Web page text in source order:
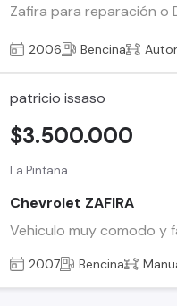
Zafira para reparación o
2006 Bencina
patricio issaso
La Pintana
Chevrolet ZAFIRA
Vehiculo muy comodo y
$3.500.000
2007 Bencina